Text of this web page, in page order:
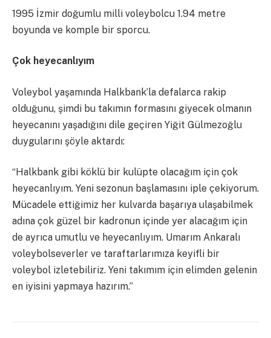
1995 İzmir doğumlu milli voleybolcu 1.94 metre
boyunda ve komple bir sporcu.
Çok heyecanlıyım
Voleybol yaşamında Halkbank’la defalarca rakip
olduğunu, şimdi bu takımın formasını giyecek olmanın
heyecanını yaşadığını dile geçiren Yiğit Gülmezoğlu
duygularını şöyle aktardı:
“Halkbank gibi köklü bir kulüpte olacağım için çok
heyecanlıyım. Yeni sezonun başlamasını iple çekiyorum.
Mücadele ettiğimiz her kulvarda başarıya ulaşabilmek
adına çok güzel bir kadronun içinde yer alacağım için
de ayrıca umutlu ve heyecanlıyım. Umarım Ankaralı
voleybolseverler ve taraftarlarımıza keyifli bir
voleybol izletebiliriz. Yeni takımım için elimden gelenin
en iyisini yapmaya hazırım.”